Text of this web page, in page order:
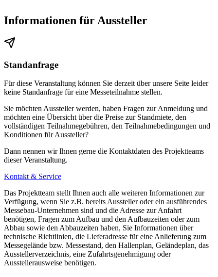
Informationen für Aussteller
Standanfrage
Für diese Veranstaltung können Sie derzeit über unsere Seite leider
keine Standanfrage für eine Messeteilnahme stellen.
Sie möchten Aussteller werden, haben Fragen zur Anmeldung und
möchten eine Übersicht über die Preise zur Standmiete, den
vollständigen Teilnahmegebühren, den Teilnahmebedingungen und
Konditionen für Aussteller?
Dann nennen wir Ihnen gerne die Kontaktdaten des Projektteams
dieser Veranstaltung.
Kontakt & Service
Das Projektteam stellt Ihnen auch alle weiteren Informationen zur
Verfügung, wenn Sie z.B. bereits Aussteller oder ein ausführendes
Messebau-Unternehmen sind und die Adresse zur Anfahrt
benötigen, Fragen zum Aufbau und den Aufbauzeiten oder zum
Abbau sowie den Abbauzeiten haben, Sie Informationen über
technische Richtlinien, die Lieferadresse für eine Anlieferung zum
Messegelände bzw. Messestand, den Hallenplan, Geländeplan, das
Ausstellerverzeichnis, eine Zufahrtsgenehmigung oder
Ausstellerausweise benötigen.